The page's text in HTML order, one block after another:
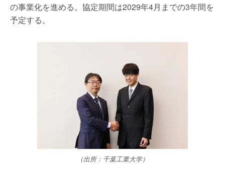
の事業化を進める。協定期間は2029年4月までの3年間を
予定する。
（出所：千葉工業大学）